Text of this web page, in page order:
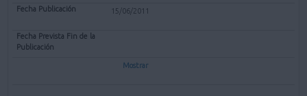
15/06/2011
Mostrar